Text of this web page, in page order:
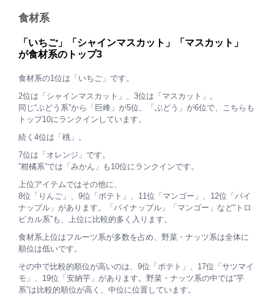
食材系
「いちご」「シャインマスカット」「マスカット」
が食材系のトップ3
食材系の1位は「いちご」です。
2位は「シャインマスカット」、3位は「マスカット」。
同じ“ぶどう系”から「巨峰」が5位、「ぶどう」が6位で、こちらも
トップ10にランクインしています。
続く4位は「桃」。
7位は「オレンジ」です。
”柑橘系”では「みかん」も10位にランクインです。
上位アイテムではその他に、
8位「りんご」、9位「ポテト」、11位「マンゴー」、12位「パイ
ナップル」があります。「パイナップル」「マンゴー」など“トロ
ピカル系”も、上位に比較的多く入ります。
食材系上位はフルーツ系が多数を占め、野菜・ナッツ系は全体に
順位は低いです。
その中で比較的順位が高いのは、9位「ポテト」、17位「サツマイ
モ」、19位「安納芋」があります。野菜・ナッツ系の中では“芋
系”は比較的順位が高く、中位に位置しています。